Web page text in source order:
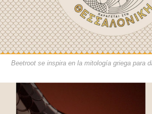
Beetroot se inspira en la mitología griega para